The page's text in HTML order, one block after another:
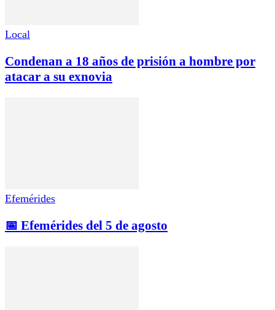
Local
Condenan a 18 años de prisión a hombre por
atacar a su exnovia
Efemérides
📅 Efemérides del 5 de agosto